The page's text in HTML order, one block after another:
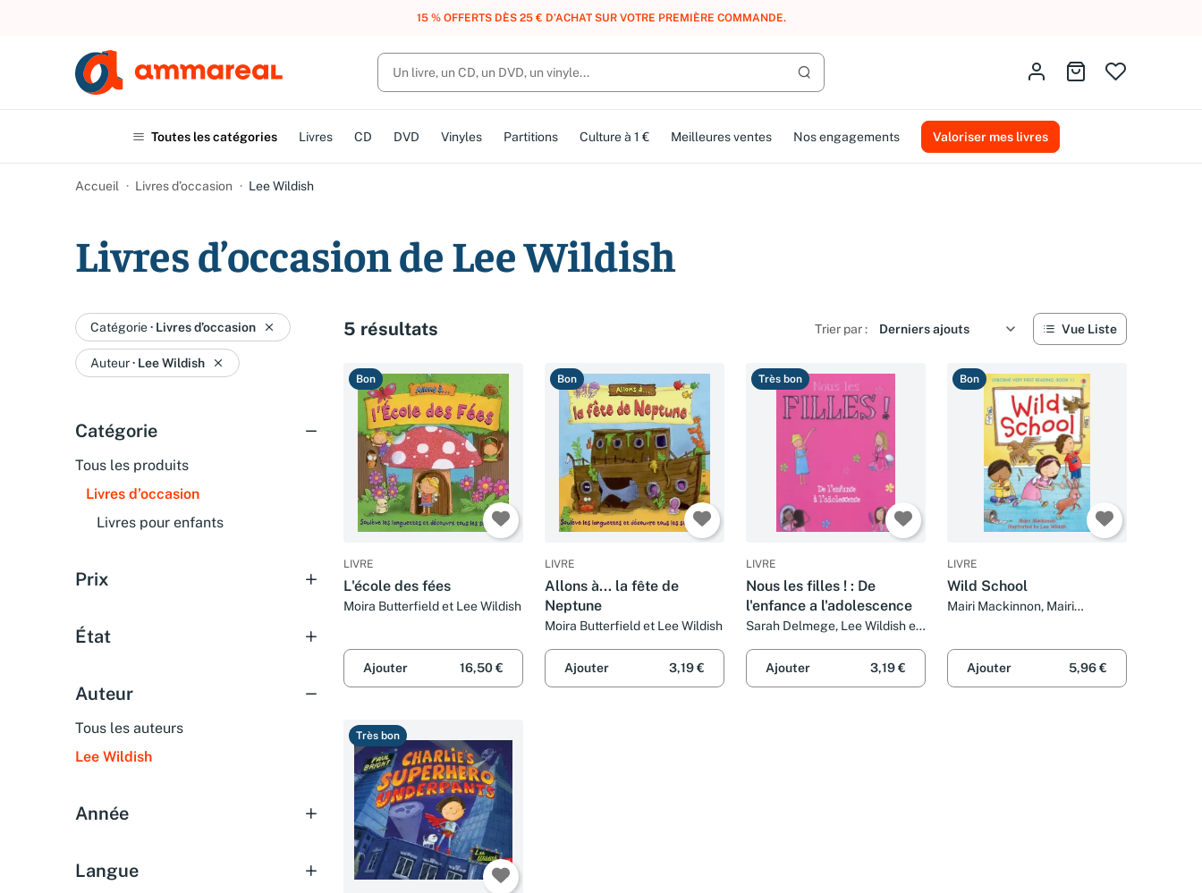
15 % OFFERTS DÈS 25 € D’ACHAT SUR VOTRE PREMIÈRE COMMANDE.
Lancer la recherche
Identifiez-vousAller au panier
Toutes les catégories Livres CD DVD Vinyles Partitions Culture à 1 € Meilleures ventes Nos engagements Valoriser mes livres
Accueil Livres d’occasion Lee Wildish
Livres d’occasion de Lee Wildish
Catégorie· Livres d’occasion
Auteur· Lee Wildish
Catégorie
Tous les produits
Livres d’occasion
Livres pour enfants
Prix
État
Auteur
Tous les auteurs
Lee Wildish
Année
Langue
5 résultats Trier par : Vue Liste
Bon
LIVRE
L'école des fées
Moira Butterfield et Lee Wildish
Ajouter 16,50 €
Bon
LIVRE
Allons à... la fête de
Neptune
Moira Butterfield et Lee Wildish
Ajouter 3,19 €
Très bon
LIVRE
Nous les filles ! : De
l'enfance a l'adolescence
Sarah Delmege, Lee Wildish et
Ajouter
3,19 €
Bon
LIVRE
Wild School
Mairi Mackinnon, Mairi
Ajouter 5,96 €
Très bon